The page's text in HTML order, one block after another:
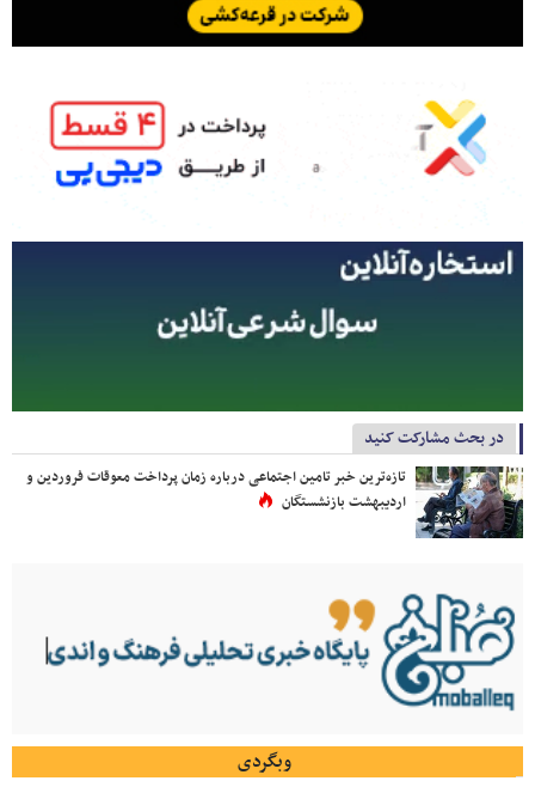
در بحث مشارکت کنید
تازه‌ترین خبر تامین اجتماعی درباره زمان پرداخت معوقات فروردین و
اردیبهشت بازنشستگان
وبگردی